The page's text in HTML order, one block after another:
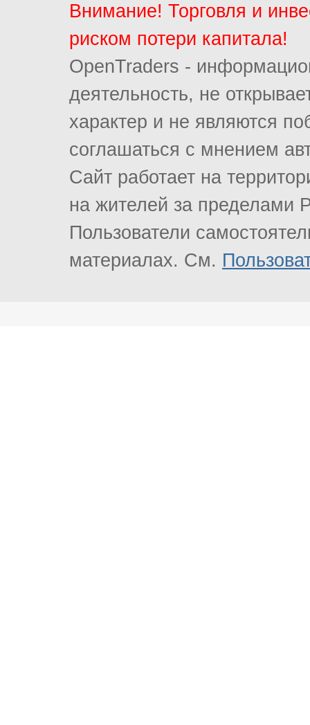
Внимание! Торговля и
риском потери капитала!
OpenTraders -
деятельность, не
характер и не являются
соглашаться с мнением
Сайт работает на
на жителей за пределами
Пользователи
материалах. См.